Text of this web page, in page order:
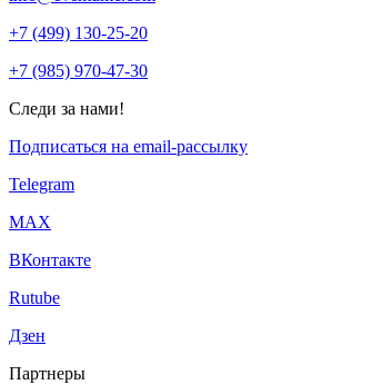
+7 (499) 130-25-20
+7 (985) 970-47-30
Следи за нами!
Подписаться на email-рассылку
Telegram
МАХ
ВКонтакте
Rutube
Дзен
Партнеры